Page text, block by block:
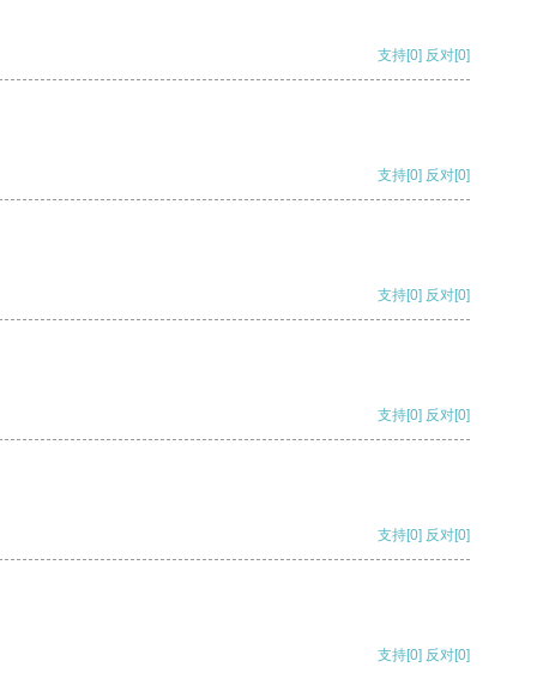
支持[0] 反对[0]
支持[0] 反对[0]
支持[0] 反对[0]
支持[0] 反对[0]
支持[0] 反对[0]
支持[0] 反对[0]